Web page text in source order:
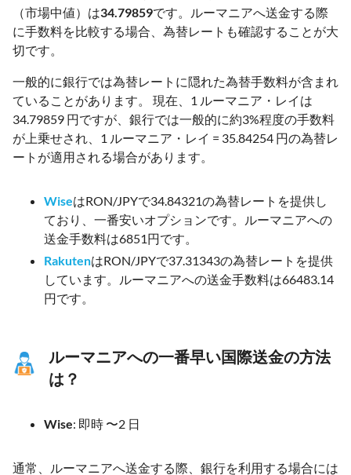
（市場中値）は34.79859です。ルーマニアへ送金する際
に手数料を比較する場合、為替レートも確認することが大
切です。
一般的に銀行では為替レートに隠れた為替手数料が含まれ
ていることがあります。 現在、1 ルーマニア・レイは
34.79859 円ですが、銀行では一般的に約3%程度の手数料
が上乗せされ、1 ルーマニア・レイ = 35.84254 円の為替レ
ートが適用される場合があります。
WiseはRON/JPYで34.84321の為替レートを提供し
ており、一番安いオプションです。ルーマニアへの
送金手数料は6851円です。
RakutenはRON/JPYで37.31343の為替レートを提供
しています。ルーマニアへの送金手数料は66483.14
円です。
ルーマニアへの一番早い国際送金の方法
は？
Wise: 即時 〜2 日
通常、ルーマニアへ送金する際、銀行を利用する場合には